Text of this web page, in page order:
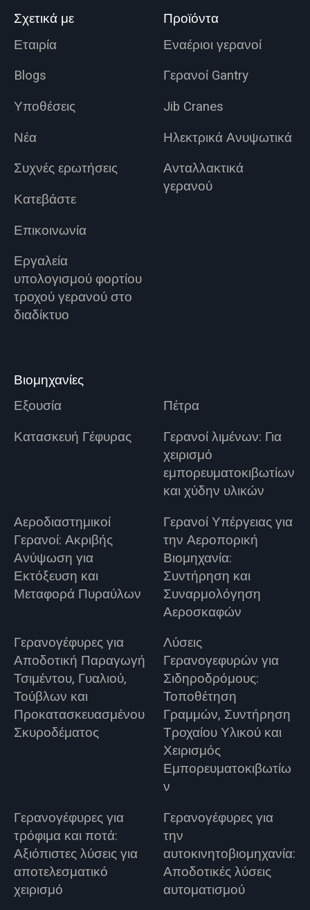
Σχετικά με
Εταιρία
Blogs
Υποθέσεις
Νέα
Συχνές ερωτήσεις
Κατεβάστε
Επικοινωνία
Εργαλεία
υπολογισμού φορτίου
τροχού γερανού στο
διαδίκτυο
Προϊόντα
Εναέριοι γερανοί
Γερανοί Gantry
Jib Cranes
Ηλεκτρικά Ανυψωτικά
Ανταλλακτικά
γερανού
Βιομηχανίες
Εξουσία
Πέτρα
Κατασκευή Γέφυρας
Γερανοί λιμένων: Για
χειρισμό
εμπορευματοκιβωτίων
και χύδην υλικών
Αεροδιαστημικοί
Γερανοί: Ακριβής
Ανύψωση για
Εκτόξευση και
Μεταφορά Πυραύλων
Γερανοί Υπέργειας για
την Αεροπορική
Βιομηχανία:
Συντήρηση και
Συναρμολόγηση
Αεροσκαφών
Γερανογέφυρες για
Αποδοτική Παραγωγή
Τσιμέντου, Γυαλιού,
Τούβλων και
Προκατασκευασμένου
Σκυροδέματος
Λύσεις
Γερανογεφυρών για
Σιδηροδρόμους:
Τοποθέτηση
Γραμμών, Συντήρηση
Τροχαίου Υλικού και
Χειρισμός
Εμπορευματοκιβωτίω
ν
Γερανογέφυρες για
τρόφιμα και ποτά:
Αξιόπιστες λύσεις για
αποτελεσματικό
χειρισμό
Γερανογέφυρες για
την
αυτοκινητοβιομηχανία:
Αποδοτικές λύσεις
αυτοματισμού